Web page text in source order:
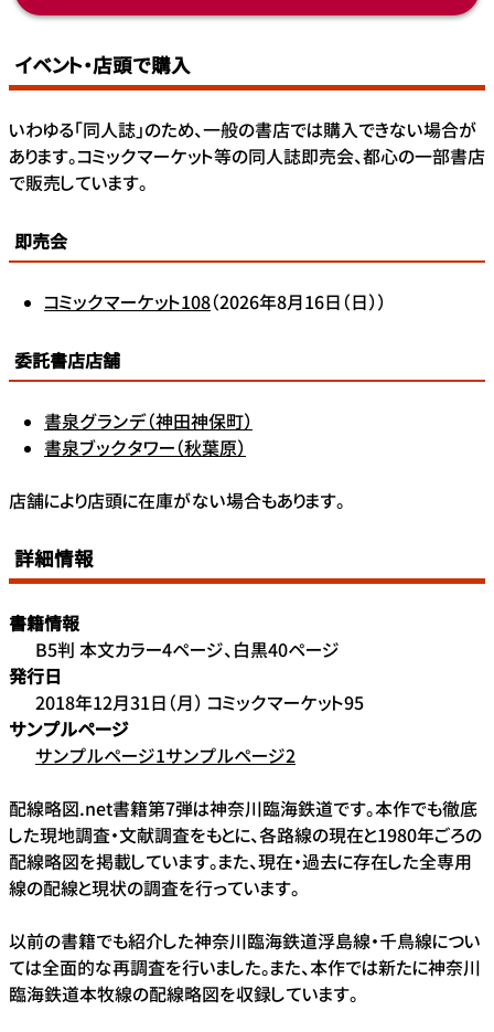
イベント・店頭で購入
いわゆる「同人誌」のため、一般の書店では購入できない場合が
あります。コミックマーケット等の同人誌即売会、都心の一部書店
で販売しています。
即売会
コミックマーケット108（2026年8月16日（日））
委託書店店舗
書泉グランデ（神田神保町）
書泉ブックタワー（秋葉原）
店舗により店頭に在庫がない場合もあります。
詳細情報
書籍情報
B5判 本文カラー4ページ、白黒40ページ
発行日
2018年12月31日（月） コミックマーケット95
サンプルページ
サンプルページ1サンプルページ2
配線略図.net書籍第7弾は神奈川臨海鉄道です。本作でも徹底
した現地調査・文献調査をもとに、各路線の現在と1980年ごろの
配線略図を掲載しています。また、現在・過去に存在した全専用
線の配線と現状の調査を行っています。
以前の書籍でも紹介した神奈川臨海鉄道浮島線・千鳥線につい
ては全面的な再調査を行いました。また、本作では新たに神奈川
臨海鉄道本牧線の配線略図を収録しています。